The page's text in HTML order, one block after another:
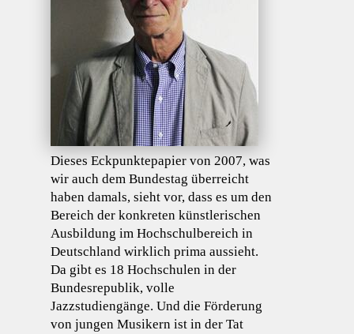
Dieses Eckpunktepapier von 2007, was
wir auch dem Bundestag überreicht
haben damals, sieht vor, dass es um den
Bereich der konkreten künstlerischen
Ausbildung im Hochschulbereich in
Deutschland wirklich prima aussieht.
Da gibt es 18 Hochschulen in der
Bundesrepublik, volle
Jazzstudiengänge. Und die Förderung
von jungen Musikern ist in der Tat